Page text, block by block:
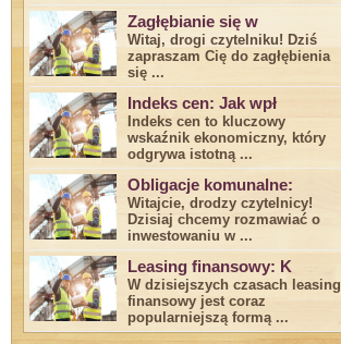
Zagłębianie się w
Witaj, drogi ⁤czytelniku! Dziś
zapraszam Cię do‍ zagłębienia
‍się⁢ ...
Indeks cen: Jak wpł
Indeks cen to kluczowy
wskaźnik ekonomiczny, który
odgrywa ​istotną ...
Obligacje komunalne:
Witajcie, drodzy czytelnicy!
Dzisiaj chcemy rozmawiać o
inwestowaniu w ...
Leasing finansowy: K
W dzisiejszych czasach leasing ​
finansowy jest ⁢coraz
popularniejszą formą ...